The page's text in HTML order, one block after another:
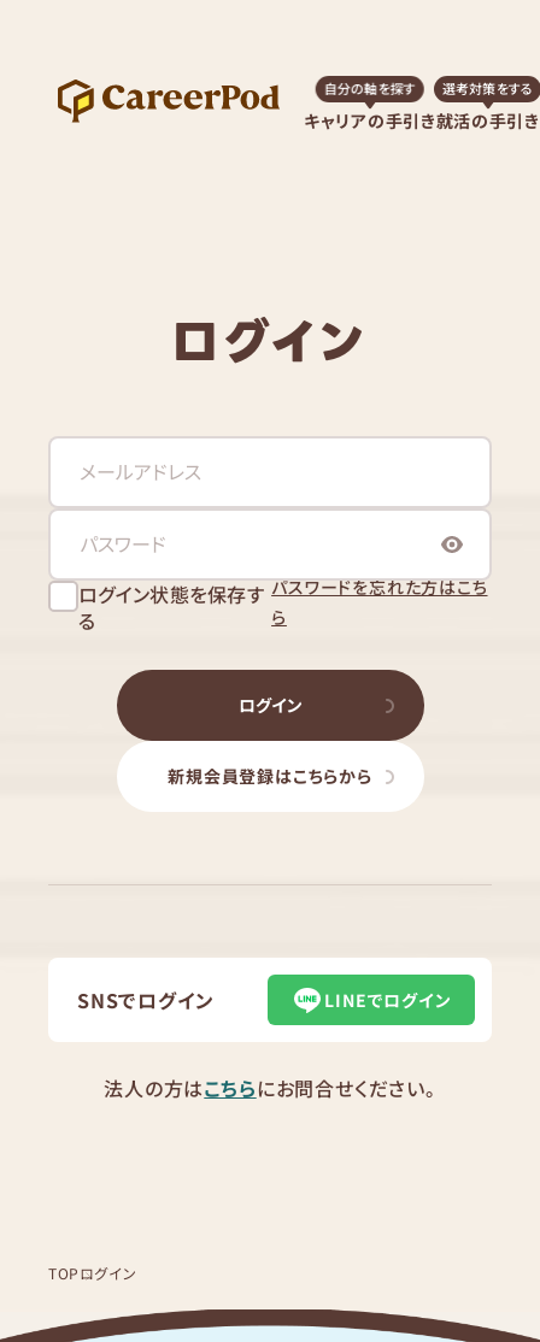
キャリアの手引き
自分の軸を探す
就活の手引き
選考対策をする
ログイン
ログイン状態を保存す
る
パスワードを忘れた方はこち
ら
ログイン
新規会員登録はこちらから
SNSでログイン LINEでログイン
法人の方はこちらにお問合せください。
TOPログイン